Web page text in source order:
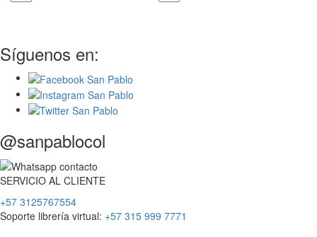
Síguenos en:
@sanpablocol
SERVICIO AL CLIENTE
+57 3125767554
Soporte librería virtual: +57 315 999 7771